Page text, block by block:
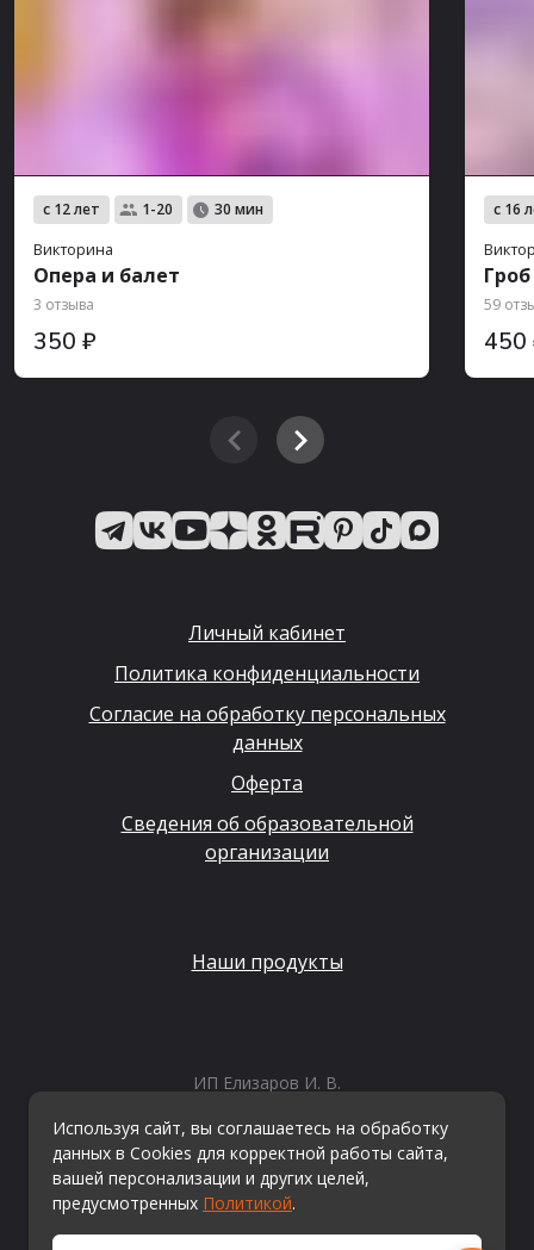
с 12 лет 1-20 30 мин
Викторина
Опера и балет
3 отзыва
350 ₽
с 16
59
450
Личный кабинет
Политика конфиденциальности
Согласие на обработку персональных
данных
Оферта
Сведения об образовательной
организации
Наши продукты
ИП Елизаров И. В.
ОГРНИП: 315665800057162
Эл. почта:info@kvestiks.ru
Используя сайт, вы соглашаетесь на обработку
данных в Cookies для корректной работы сайта,
вашей персонализации и других целей,
предусмотренных Политикой.